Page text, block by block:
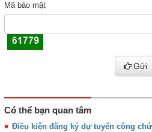
Mã bảo mật
Gửi
Có thể bạn quan tâm
Điều kiện đăng ký dự tuyển công